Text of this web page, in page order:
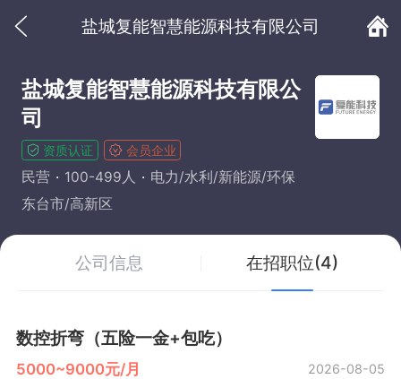
盐城复能智慧能源科技有限公司
盐城复能智慧能源科技有限公
司
资质认证 会员企业
民营 100-499人
电力/水利/新能源/环保
东台市/高新区
公司信息 在招职位(4)
数控折弯（五险一金+包吃）
5000~9000元/月 2026-08-05